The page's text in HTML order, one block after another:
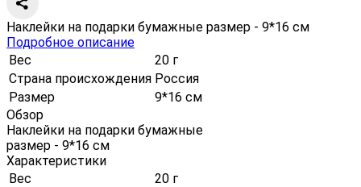
Наклейки на подарки бумажные размер - 9*16 см
Подробное описание
Вес
20 г
Страна происхождения Россия
Размер
9*16 см
Обзор
Наклейки на подарки бумажные
размер - 9*16 см
Характеристики
Вес
20 г